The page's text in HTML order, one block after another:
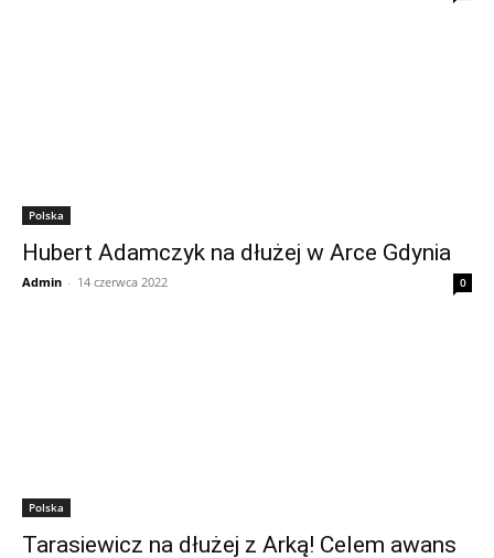
Polska
Hubert Adamczyk na dłużej w Arce Gdynia
Admin - 14 czerwca 2022 0
Polska
Tarasiewicz na dłużej z Arką! Celem awans